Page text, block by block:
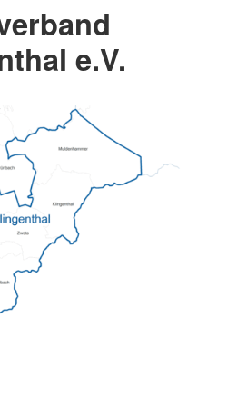
e.V.